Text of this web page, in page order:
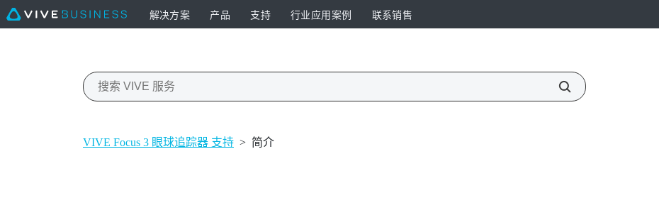
解决方案 产品 支持 行业应用案例 联系销售
VIVE Focus 3 眼球追踪器 支持 > 简介